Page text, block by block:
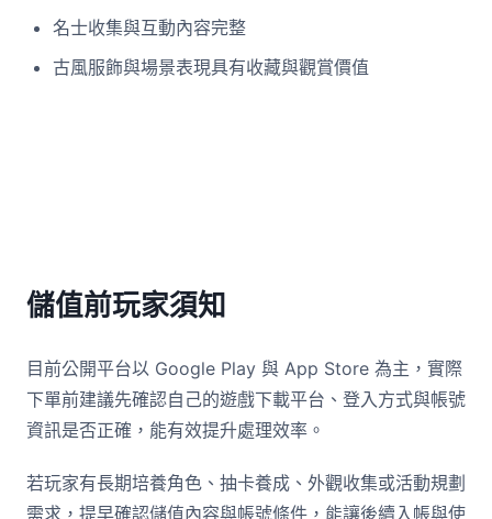
名士收集與互動內容完整
古風服飾與場景表現具有收藏與觀賞價值
儲值前玩家須知
目前公開平台以 Google Play 與 App Store 為主，實際
下單前建議先確認自己的遊戲下載平台、登入方式與帳號
資訊是否正確，能有效提升處理效率。
若玩家有長期培養角色、抽卡養成、外觀收集或活動規劃
需求，提早確認儲值內容與帳號條件，能讓後續入帳與使